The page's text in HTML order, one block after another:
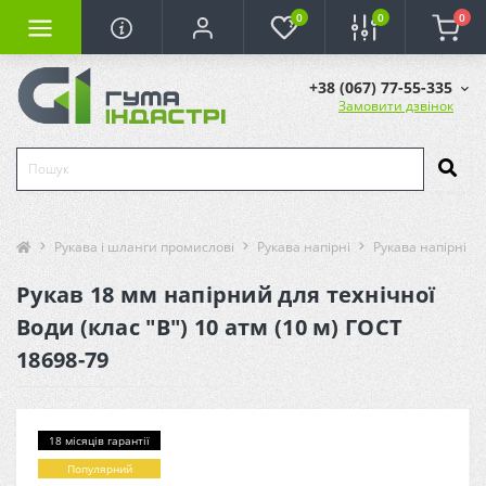
0 0 0
+38 (067) 77-55-335
Замовити дзвінок
Рукава і шланги промислові Рукава напірні Рукава напірні
Рукав 18 мм напірний для технічної
Води (клас "В") 10 атм (10 м) ГОСТ
18698-79
18 місяців гарантії
Популярний